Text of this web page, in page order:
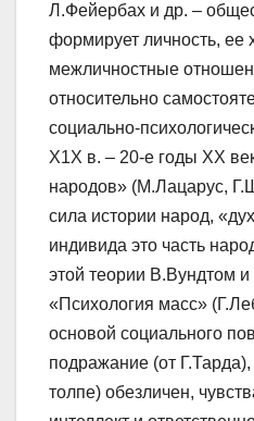
Л.Фейербах и др. –
формирует личность, ее
межличностные
относительно
социально-
Х1Х в. – 20-е годы ХХ
народов» (М.Лацарус,
сила истории народ,
индивида это часть
этой теории В.Вундтом
«Психология масс»
основой социального
подражание (от
толпе) обезличен,